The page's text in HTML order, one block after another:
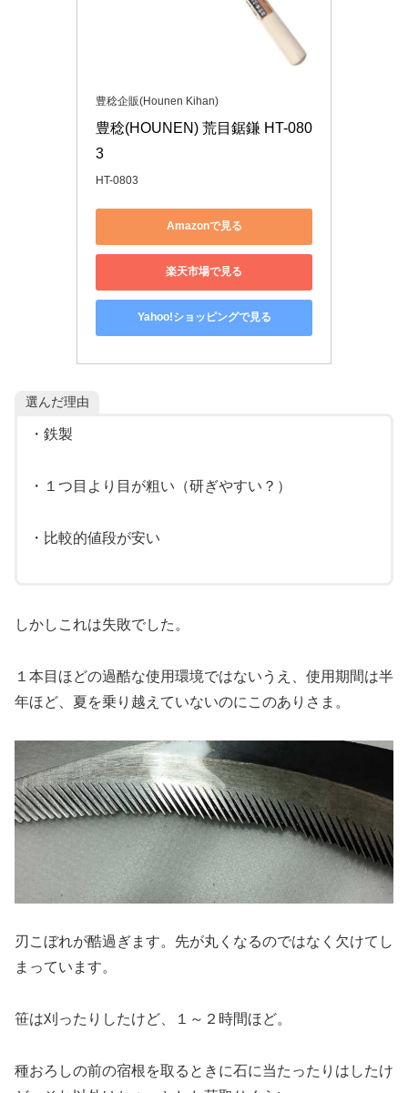
豊稔企販(Hounen Kihan)
豊稔(HOUNEN) 荒目鋸鎌 HT-080
3
HT-0803
Amazonで見る
楽天市場で見る
Yahoo!ショッピングで見る
選んだ理由
・鉄製
・１つ目より目が粗い（研ぎやすい？）
・比較的値段が安い
しかしこれは失敗でした。
１本目ほどの過酷な使用環境ではないうえ、使用期間は半
年ほど、夏を乗り越えていないのにこのありさま。
刃こぼれが酷過ぎます。先が丸くなるのではなく欠けてし
まっています。
笹は刈ったりしたけど、１～２時間ほど。
種おろしの前の宿根を取るときに石に当たったりはしたけ